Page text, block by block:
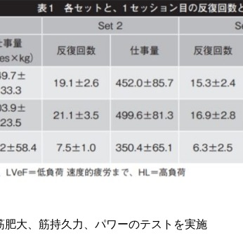
大、筋持久力、パワーのテストを実施